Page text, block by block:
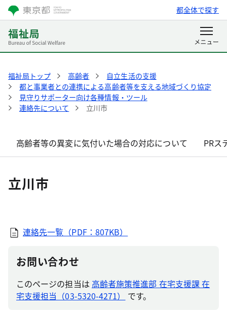
都全体で探す
福祉局トップ 高齢者
自立生活の支援
都と事業者との連携による高齢者等を支える地域づくり協定
見守りサポーター向け各種情報・ツール
連絡先について
立川市
高齢者等の異変に気付いた場合の対応について PRス
立川市
連絡先一覧（PDF：807KB）
お問い合わせ
このページの担当は 高齢者施策推進部 在宅支援課 在
宅支援担当（03-5320-4271）
です。